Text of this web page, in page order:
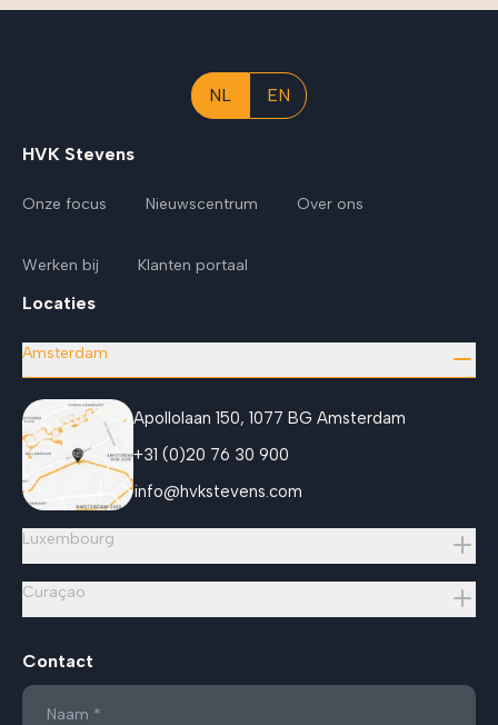
NL EN
HVK Stevens
Onze focus Nieuwscentrum Over ons
Werken bij Klanten portaal
Locaties
Amsterdam
Apollolaan 150, 1077 BG Amsterdam
+31 (0)20 76 30 900
info@hvkstevens.com
Luxembourg
Curaçao
Contact